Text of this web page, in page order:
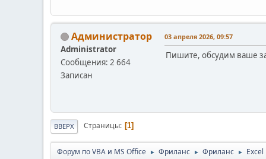
Администратор
Administrator
Сообщения: 2 664
Записан
03 апреля 2026, 09:57
Пишите, обсудим ваше
ВВЕРХ Страницы 1
Форум по VBA и MS Office ► Фриланс ► Фриланс ►